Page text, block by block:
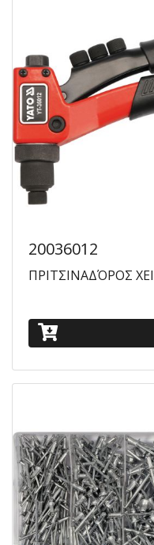
20036012
ΠΡΙΤΣΙΝΑΔΌΡΟΣ